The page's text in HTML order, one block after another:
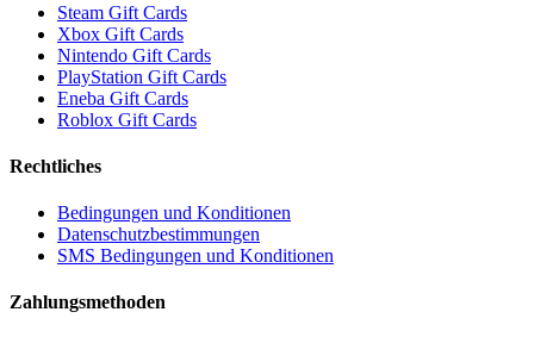
Steam Gift Cards
Xbox Gift Cards
Nintendo Gift Cards
PlayStation Gift Cards
Eneba Gift Cards
Roblox Gift Cards
Rechtliches
Bedingungen und Konditionen
Datenschutzbestimmungen
SMS Bedingungen und Konditionen
Zahlungsmethoden